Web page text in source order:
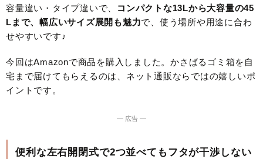
容量違い・タイプ違いで、
コンパクトな13Lから大容量の45
Lまで、幅広いサイズ展開も魅力で、使う場所や用途に合わ
せやすいです♪
今回はAmazonで商品を購入しました。かさばるゴミ箱を自
宅まで届けてもらえるのは、ネット通販ならではの嬉しいポ
イントです。
― 広告 ―
便利な左右開閉式で2つ並べてもフタが干渉しない